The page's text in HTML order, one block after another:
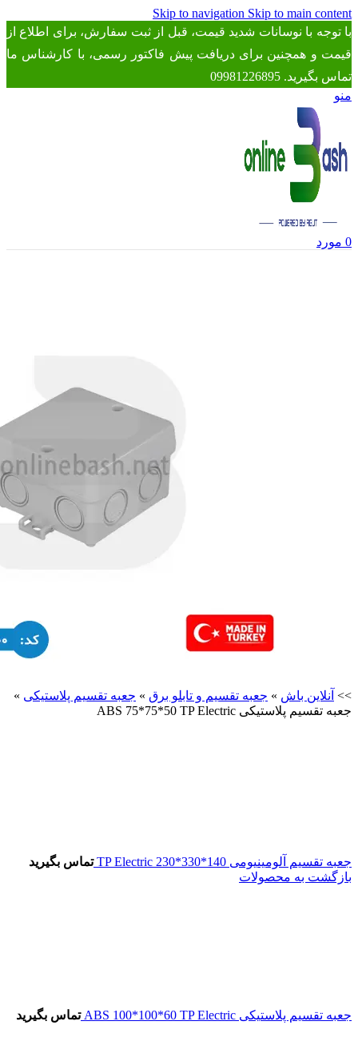
Skip to navigation Skip to main content
با توجه با نوسانات شدید قیمت، قبل از ثبت سفارش، برای اطلاع از
قیمت و همچنین برای دریافت پیش فاکتور رسمی، با کارشناس ما
تماس بگیرید. 09981226895
منو
0 مورد
>> آنلاین باش » جعبه تقسیم و تابلو برق » جعبه تقسیم پلاستیکی »
جعبه تقسیم پلاستیکی ABS 75*75*50 TP Electric
جعبه تقسیم آلومینیومی 140*330*230 TP Electric
تماس بگیرید
بازگشت به محصولات
جعبه تقسیم پلاستیکی ABS 100*100*60 TP Electric تماس بگیرید